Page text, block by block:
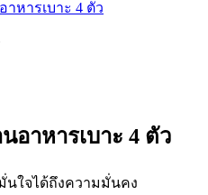
อาหารเบาะ 4 ตัว
นใจได้ถึงความมั่นคง